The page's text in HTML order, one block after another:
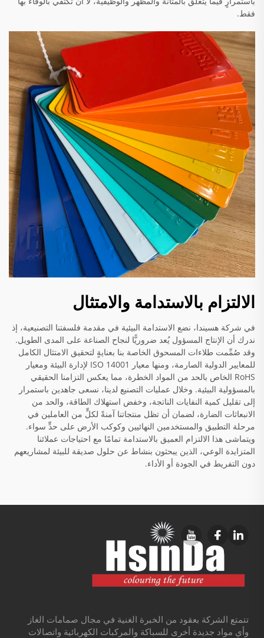
فقط.
الالتزام بالاستدامة والامتثال
في شركة هسيندا، نضع الاستدامة البيئية في مقدمة فلسفتنا التصنيعية، إذ
ندرك أن الإنتاج المسؤول يُعد ضروريًّا لنجاح الصناعة على المدى الطويل.
وقد صُمِّمت طلاءات المسحوق الخاصة بنا بعنايةٍ لتحقيق الامتثال الكامل
للمعايير الدولية الصارمة، ومنها معيار ISO 14001 لإدارة البيئة ومعيار
RoHS الخاص بالحد من المواد الخطرة، مما يعكس التزامنا الحقيقي
بالمسؤولية البيئية. وخلال عمليات التصنيع لدينا، نسعى جاهدين باستمرار
إلى تقليل كمية النفايات الناتجة، وخفض استهلاك الطاقة، والحد من
الانبعاثات الضارة، لضمان أن تظل منتجاتنا آمنةً لكلٍّ من العاملين في
مرحلة التطبيق والمستخدمين النهائيين وكوكب الأرض على حدٍّ سواء.
ويتماشى هذا الالتزام العميق بالاستدامة تمامًا مع احتياجات عملائنا
المتزايدة الوعي، الذين يبحثون بنشاط عن حلول صديقة للبيئة لمشاريعهم
دون التفريط في الجودة أو الأداء.
تتمتع الشركة بعقود من الخبرة الغنية في مجال صمامات الغاز
وأي مواد جديدة أخرى للسباكة والمركبات الكهربائية واتصالات